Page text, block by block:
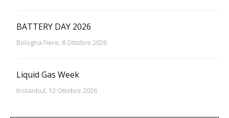
BATTERY DAY 2026
Bologna Fiere, 8 Ottobre 2026
Liquid Gas Week
Instanbul, 12 Ottobre 2026